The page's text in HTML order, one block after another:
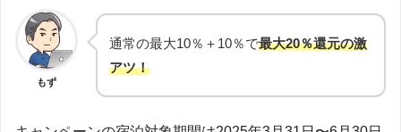
もず
通常の最大10％＋10％で最大20％還元の激
アツ！